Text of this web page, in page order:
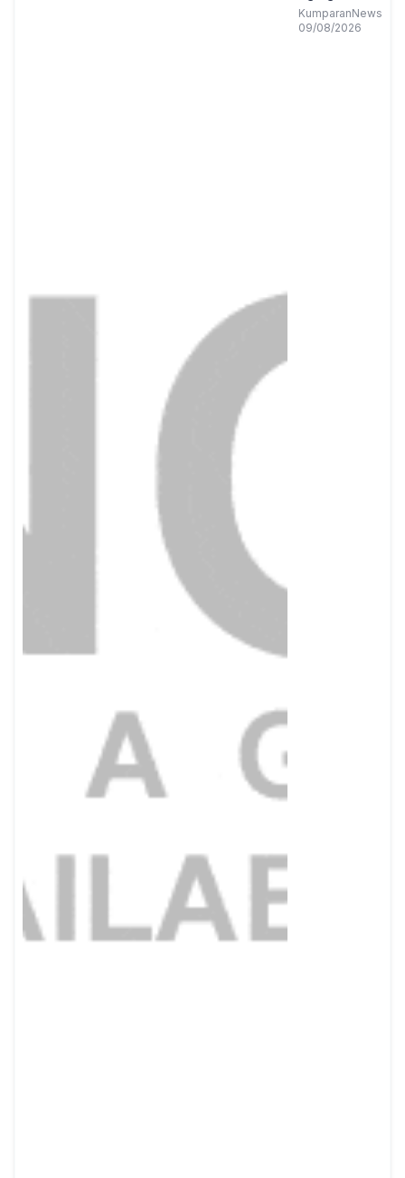
Population,
Ini Datanya
KumparanNews
09/08/2026